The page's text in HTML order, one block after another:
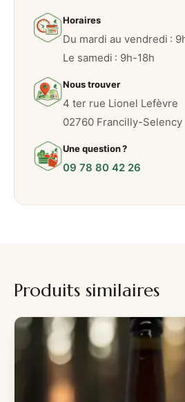
3
3
Horaires
Du mardi au vendredi :
Le samedi : 9h-18h
Nous trouver
4 ter rue Lionel Lefèvre
02760 Francilly-Selency
Une question ?
09 78 80 42 26
Produits similaires